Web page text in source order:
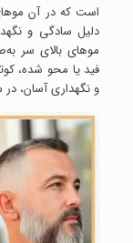
است که در آن
دلیل سادگی و
موهای بالای سر
فید یا محو شده،
و نگهداری آسان،